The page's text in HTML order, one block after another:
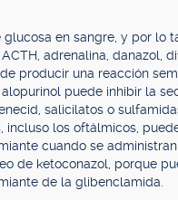
en sangre, y por lo
adrenalina, danazol,
producir una reacción
puede inhibir la
salicilatos o
incluso los oftálmicos,
cuando se
de ketoconazol, porque
de la glibenclamida.